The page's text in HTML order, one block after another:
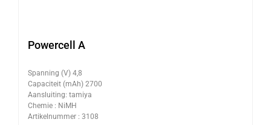
Powercell A
Spanning (V) 4,8
Capaciteit (mAh) 2700
Aansluiting: tamiya
Chemie : NiMH
Artikelnummer : 3108